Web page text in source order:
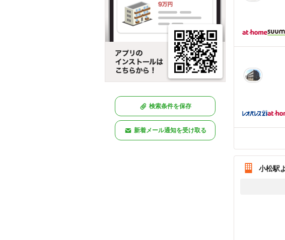
検索条件を保存
新着メール通知を受け取る
小松駅